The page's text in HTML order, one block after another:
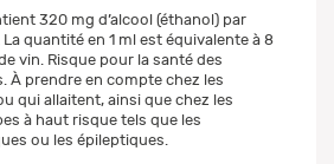
320 mg d’alcool (éthanol) par
quantité en 1 ml est équivalente à 8
vin. Risque pour la santé des
À prendre en compte chez les
qui allaitent, ainsi que chez les
à haut risque tels que les
ou les épileptiques.